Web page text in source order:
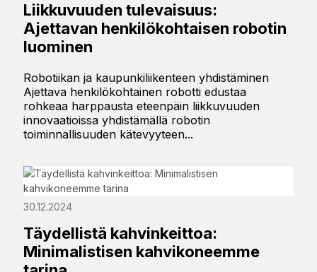
Liikkuvuuden tulevaisuus:
Ajettavan henkilökohtaisen robotin
luominen
Robotiikan ja kaupunkiliikenteen yhdistäminen
Ajettava henkilökohtainen robotti edustaa
rohkeaa harppausta eteenpäin liikkuvuuden
innovaatioissa yhdistämällä robotin
toiminnallisuuden kätevyyteen...
30.12.2024
Täydellistä kahvinkeittoa:
Minimalistisen kahvikoneemme